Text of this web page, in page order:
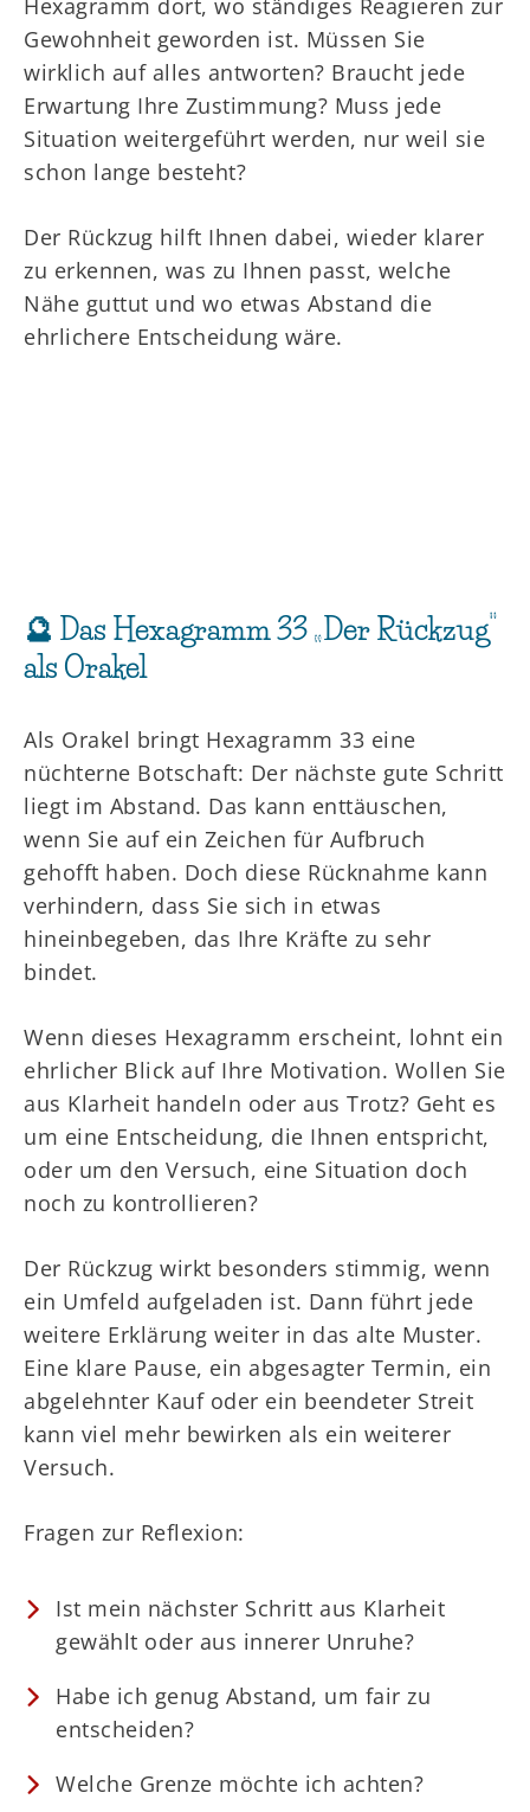
Gewohnheit geworden ist. Müssen Sie
wirklich auf alles antworten? Braucht jede
Erwartung Ihre Zustimmung? Muss jede
Situation weitergeführt werden, nur weil sie
schon lange besteht?
Der Rückzug hilft Ihnen dabei, wieder klarer
zu erkennen, was zu Ihnen passt, welche
Nähe guttut und wo etwas Abstand die
ehrlichere Entscheidung wäre.
🔮 Das Hexagramm 33 „Der Rückzug“
als Orakel
Als Orakel bringt Hexagramm 33 eine
nüchterne Botschaft: Der nächste gute Schritt
liegt im Abstand. Das kann enttäuschen,
wenn Sie auf ein Zeichen für Aufbruch
gehofft haben. Doch diese Rücknahme kann
verhindern, dass Sie sich in etwas
hineinbegeben, das Ihre Kräfte zu sehr
bindet.
Wenn dieses Hexagramm erscheint, lohnt ein
ehrlicher Blick auf Ihre Motivation. Wollen Sie
aus Klarheit handeln oder aus Trotz? Geht es
um eine Entscheidung, die Ihnen entspricht,
oder um den Versuch, eine Situation doch
noch zu kontrollieren?
Der Rückzug wirkt besonders stimmig, wenn
ein Umfeld aufgeladen ist. Dann führt jede
weitere Erklärung weiter in das alte Muster.
Eine klare Pause, ein abgesagter Termin, ein
abgelehnter Kauf oder ein beendeter Streit
kann viel mehr bewirken als ein weiterer
Versuch.
Fragen zur Reflexion:
Ist mein nächster Schritt aus Klarheit
gewählt oder aus innerer Unruhe?
Habe ich genug Abstand, um fair zu
entscheiden?
Welche Grenze möchte ich achten?